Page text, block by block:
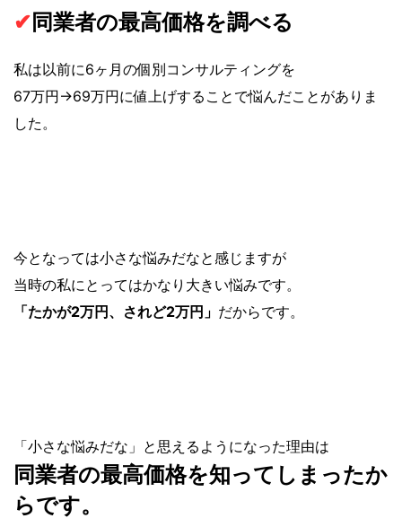
✔︎同業者の最高価格を調べる
私は以前に6ヶ月の個別コンサルティングを
67万円→69万円に値上げすることで悩んだことがありま
した。
今となっては小さな悩みだなと感じますが
当時の私にとってはかなり大きい悩みです。
「たかが2万円、されど2万円」 だからです。
「小さな悩みだな」と思えるようになった理由は
同業者の最高価格を知ってしまったか
らです。